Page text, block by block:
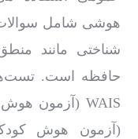
هوشی شامل سوالات
شناختی مانند
حافظه است.
(آزمون هوش